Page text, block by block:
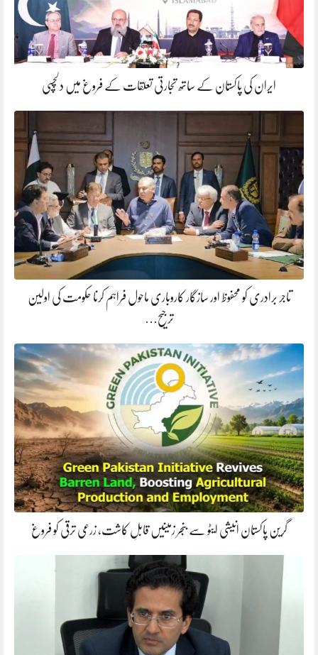
ایران کی پاکستان کے ساتھ تجارتی تعلقات کے فروغ میں دلچسپی
تاجر برادری کو محفوظ اور سازگار کاروباری ماحول فراہم کرنا حکومت کی اولین
ترجیح…
گرین پاکستان انیشی ایٹو سے بنجر زمینیں قابلِ کاشت، زرعی ترقی کو فروغ